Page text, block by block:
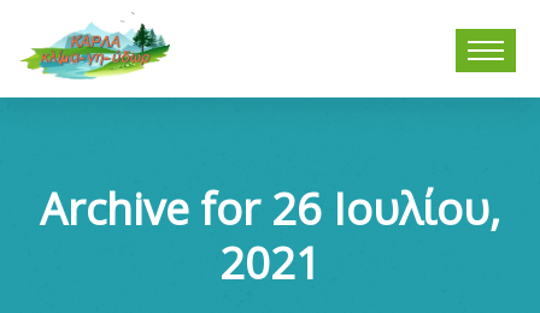
Archive for 26 Ιουλίου,
2021